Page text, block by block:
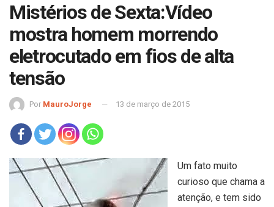
Mistérios de Sexta:Vídeo
mostra homem morrendo
eletrocutado em fios de alta
tensão
Por MauroJorge 13 de março de 2015
Um fato muito
curioso que chama a
atenção, e tem sido